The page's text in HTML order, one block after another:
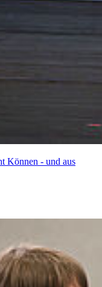
Können - und aus